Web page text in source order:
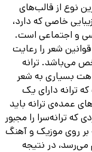
نوع از قالب‌های
خاصی که دارد،
و اجتماعی است.
شعر را رعایت
می‌باشد. ترانه
بسیاری به شعر
ترانه دارای یک
عمده‌ی ترانه باید
که ترانه‌سرا را مجبور
بر روی موزیک و آهنگ
می‌رسد، در نتیجه